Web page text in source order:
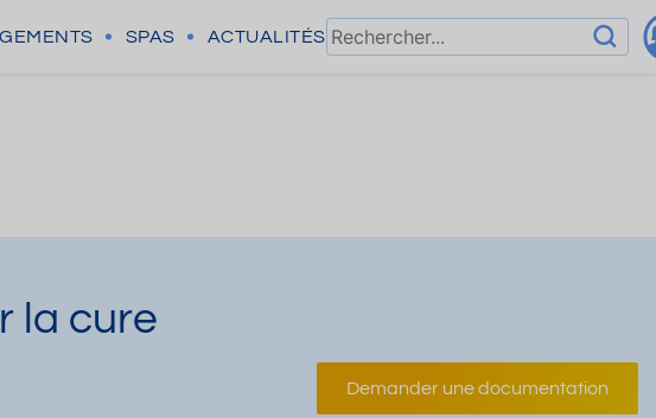
SPAS ACTUALITÉS
la cure
Demander une documentation